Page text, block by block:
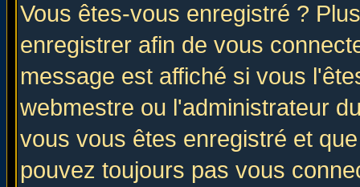
Vous êtes-vous enregistré ?
enregistrer afin de vous
message est affiché si vous
webmestre ou l'administrateur
vous vous êtes enregistré et
pouvez toujours pas vous